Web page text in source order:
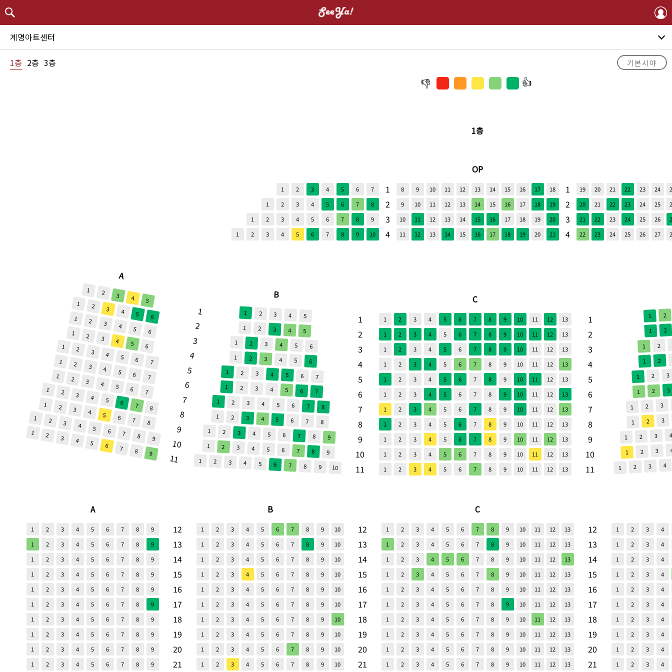
계명아트센터
1층 2층 3층 기본시야
1층
OP
1 2 3 4 5 6 7 1 8 9 10 11 12 13 14 15 16 17 18 1 19 20 21 22 23 24
1
2 3 4 5 6 7 8 2 9 10 11 12 13 14 15 16 17 18 19 2 20 21 22 23 24 25
1
2 3 4 5 6 7 8 9 3 10 11 12 13 14 15 16 17 18 19 20 3 21 22 23 24 25 26
1
2 3 4 5 6 7 8 9 10 4 11 12 13 14 15 16 17 18 19 20 21 4 22 23 24 25 26 27
A
1 2 3 4 5
1 2 3 4 5 6
1 2 3 4 5 6
1 2 3 4 5 6
1 2 3 4 5 6 7
1 2 3 4 5 6 7
1 2 3 4 5 6 7
1 2 3 4 5 6 7 8
1 2 3 4 5 6 7 8
1 2 3 4 5 6 7 8 9
1 2 3 4 5 6 7 8 9
1
2
3
4
5
6
7
8
9
10
11
B
1 2 3 4 5
1 2 3 4 5
1 2 3 4 5
6
1
2 3 4 5 6
1 2 3 4 5 6
7
1
2 3 4 5 6
7
1
2 3 4 5 6 7 8
1 2 3 4 5 6 7 8
1 2 3 4 5 6 7 8 9
1 2 3 4 5 6 7 8 9
1 2 3 4 5 6 7 8 9 10
1
2
3
4
5
6
7
8
9
10
11
C
1 2 3 4 5 6 7 8 9 10 11 12
13
1
2 3 4 5 6 7 8 9 10 11 12
13
1
2 3 4 5 6 7 8 9 10 11 12
13
1
2 3 4 5 6 7 8 9 10 11 12
13
1
2 3 4 5 6 7 8 9 10 11 12
13
1
2 3 4 5 6 7 8 9 10 11 12
13
1
2 3 4 5 6 7 8 9 10 11 12
13
1
2 3 4 5 6 7 8 9 10 11 12
13
1
2 3 4 5 6 7 8 9 10 11 12
13
1
2 3 4 5 6 7 8 9 10 11 12
13
1
2 3 4 5 6 7 8 9 10 11 12 13
1
2
3
4
5
6
7
8
9
10
11
1
2
1
2
1 2
1
2
1
2 3
1 2 3
1 2 3
1 2 3
1 2 3
1 2 3
1 2 3 4
A
1 2 3 4 5 6 7 8
9
1
2 3 4 5 6 7 8
9
1
2 3 4 5 6 7 8
9
1
2 3 4 5 6 7 8
9
1
2 3 4 5 6 7 8
9
1
2 3 4 5 6 7 8
9
1
2 3 4 5 6 7 8
9
1
2 3 4 5 6 7 8
9
1
2 3 4 5 6 7 8
9
1
2 3 4 5 6 7 8 9
12
13
14
15
16
17
18
19
20
21
B
1 2 3 4 5 6 7 8 9
10
1
2 3 4 5 6 7 8 9
10
1
2 3 4 5 6 7 8 9
10
1
2 3 4 5 6 7 8 9
10
1
2 3 4 5 6 7 8 9
10
1
2 3 4 5 6 7 8 9
10
1
2 3 4 5 6 7 8 9
10
1
2 3 4 5 6 7 8 9
10
1
2 3 4 5 6 7 8 9
10
1
2 3 4 5 6 7 8 9 10
12
13
14
15
16
17
18
19
20
21
C
1 2 3 4 5 6 7 8 9 10 11 12
13
1
2 3 4 5 6 7 8 9 10 11 12
13
1
2 3 4 5 6 7 8 9 10 11 12
13
1
2 3 4 5 6 7 8 9 10 11 12
13
1
2 3 4 5 6 7 8 9 10 11 12
13
1
2 3 4 5 6 7 8 9 10 11 12
13
1
2 3 4 5 6 7 8 9 10 11 12
13
1
2 3 4 5 6 7 8 9 10 11 12
13
1
2 3 4 5 6 7 8 9 10 11 12
13
1
2 3 4 5 6 7 8 9 10 11 12 13
12
13
14
15
16
17
18
19
20
21
1 2 3
4
1
2 3
4
1
2 3
4
1
2 3
4
1
2 3
4
1
2 3
4
1
2 3
4
1
2 3
4
1
2 3
4
1
2 3 4